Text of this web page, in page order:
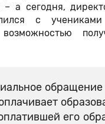
а сегодня,
с
его